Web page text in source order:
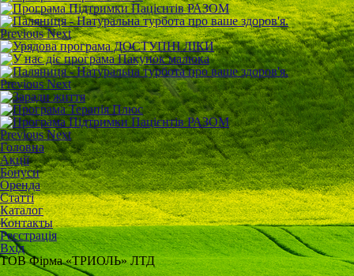
Previous Next
Previous Next
Previous Next
Головна
Акції
Бонуси
Оренда
Статті
Каталог
Контакты
Реєстрація
Вхід
ТОВ Фірма «ТРИОЛЬ» ЛТД